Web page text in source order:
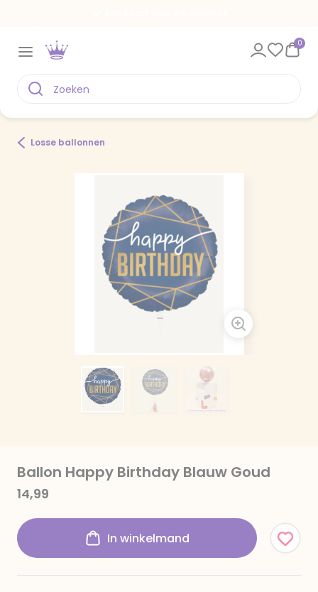
0
Losse ballonnen
Ballon Happy Birthday Blauw Goud
14,99
In winkelmand